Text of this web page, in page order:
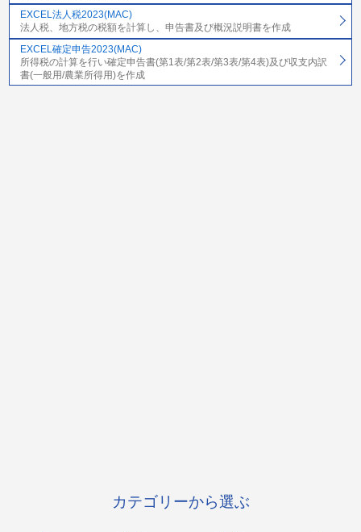
EXCEL法人税2023(MAC)
法人税、地方税の税額を計算し、申告書及び概況説明書を作成
EXCEL確定申告2023(MAC)
所得税の計算を行い確定申告書(第1表/第2表/第3表/第4表)及び収支内訳
書(一般用/農業所得用)を作成
カテゴリーから選ぶ